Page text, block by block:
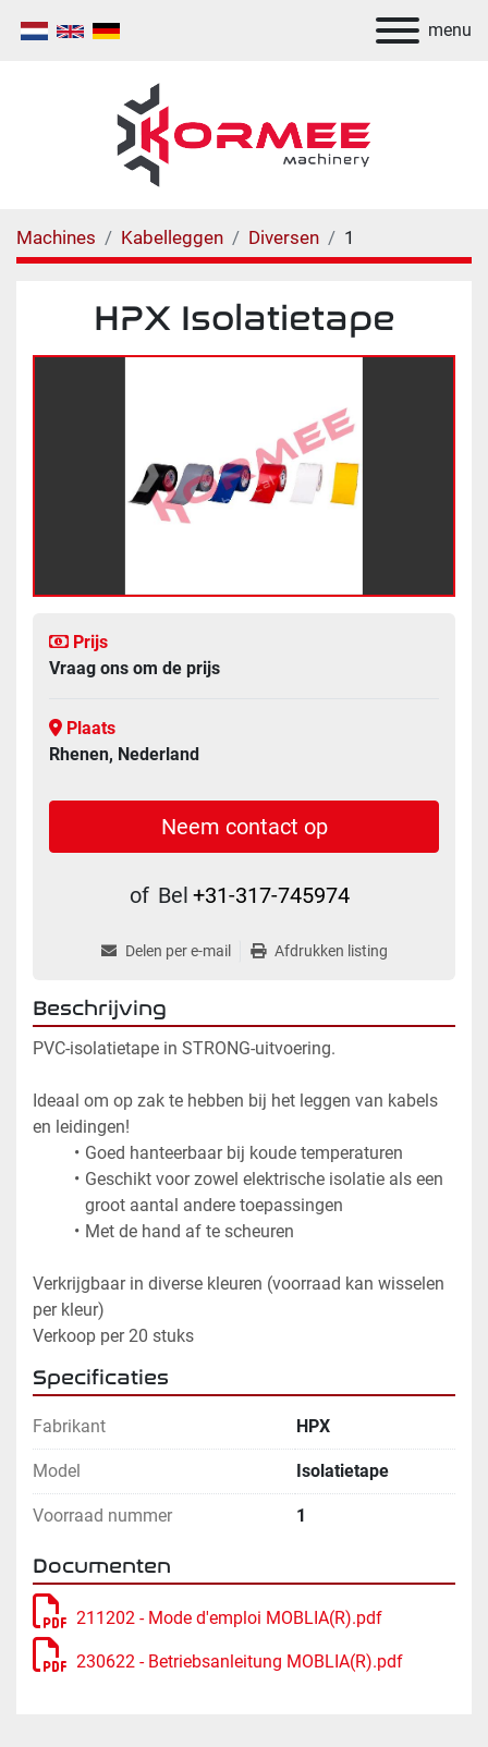
menu
Machines Kabelleggen Diversen 1
HPX Isolatietape
Prijs
Vraag ons om de prijs
Plaats
Rhenen, Nederland
Neem contact op
of Bel +31-317-745974
Delen per e-mail Afdrukken listing
Beschrijving
PVC-isolatietape in STRONG-uitvoering.
Ideaal om op zak te hebben bij het leggen van kabels
en leidingen!
Goed hanteerbaar bij koude temperaturen
Geschikt voor zowel elektrische isolatie als een
groot aantal andere toepassingen
Met de hand af te scheuren
Verkrijgbaar in diverse kleuren (voorraad kan wisselen
per kleur)
Specificaties
Fabrikant HPX
Model Isolatietape
Voorraad nummer 1
Documenten
211202 - Mode d'emploi MOBLIA(R).pdf
230622 - Betriebsanleitung MOBLIA(R).pdf